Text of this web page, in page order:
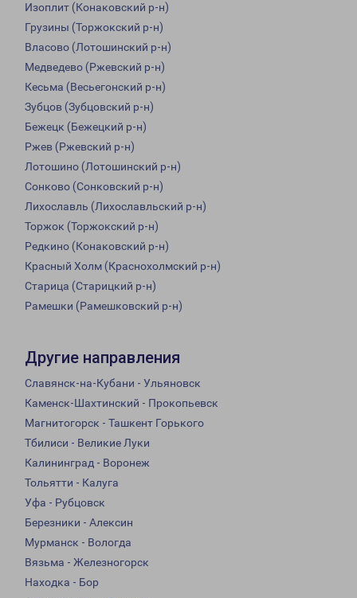
Изоплит (Конаковский р-н)
Грузины (Торжокский р-н)
Власово (Лотошинский р-н)
Медведево (Ржевский р-н)
Кесьма (Весьегонский р-н)
Зубцов (Зубцовский р-н)
Бежецк (Бежецкий р-н)
Ржев (Ржевский р-н)
Лотошино (Лотошинский р-н)
Сонково (Сонковский р-н)
Лихославль (Лихославльский р-н)
Торжок (Торжокский р-н)
Редкино (Конаковский р-н)
Красный Холм (Краснохолмский р-н)
Старица (Старицкий р-н)
Рамешки (Рамешковский р-н)
Другие направления
Славянск-на-Кубани - Ульяновск
Каменск-Шахтинский - Прокопьевск
Магнитогорск - Ташкент Горького
Тбилиси - Великие Луки
Калининград - Воронеж
Тольятти - Калуга
Уфа - Рубцовск
Березники - Алексин
Мурманск - Вологда
Вязьма - Железногорск
Находка - Бор